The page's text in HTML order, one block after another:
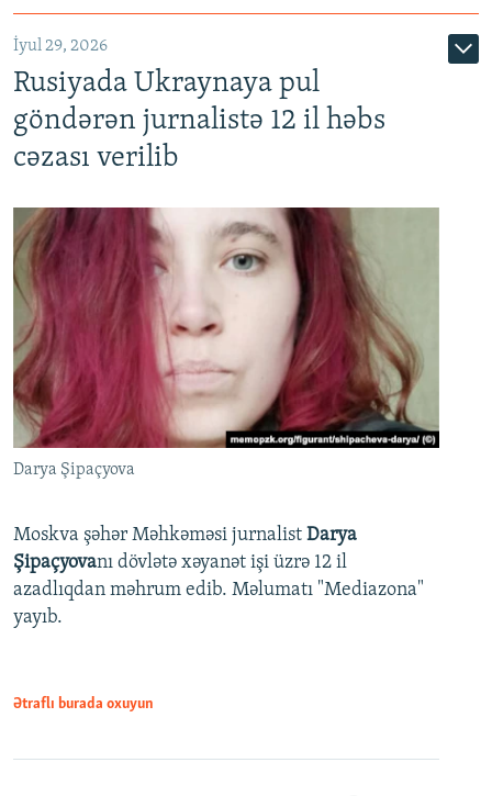
İyul 29, 2026
Rusiyada Ukraynaya pul
göndərən jurnalistə 12 il həbs
cəzası verilib
Darya Şipaçyova
Moskva şəhər Məhkəməsi jurnalist Darya
Şipaçyovanı dövlətə xəyanət işi üzrə 12 il
azadlıqdan məhrum edib. Məlumatı "Mediazona"
yayıb.
Ətraflı burada oxuyun